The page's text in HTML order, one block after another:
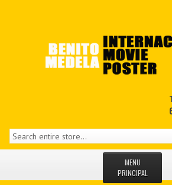
MENU
PRINCIPAL